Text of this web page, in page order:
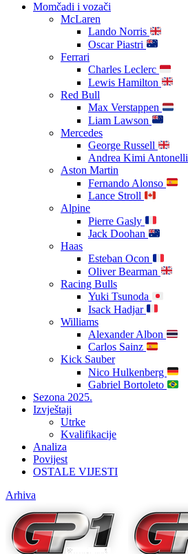
Momčadi i vozači
McLaren
Lando Norris
Oscar Piastri
Ferrari
Charles Leclerc
Lewis Hamilton
Red Bull
Max Verstappen
Liam Lawson
Mercedes
George Russell
Andrea Kimi Antonelli
Aston Martin
Fernando Alonso
Lance Stroll
Alpine
Pierre Gasly
Jack Doohan
Haas
Esteban Ocon
Oliver Bearman
Racing Bulls
Yuki Tsunoda
Isack Hadjar
Williams
Alexander Albon
Carlos Sainz
Kick Sauber
Nico Hulkenberg
Gabriel Bortoleto
Sezona 2025.
Izvještaji
Utrke
Kvalifikacije
Analiza
Povijest
OSTALE VIJESTI
Arhiva